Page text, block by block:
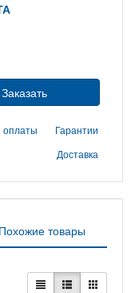
Гарантии
Доставка
Похожие товары